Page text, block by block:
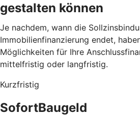
gestalten können
Je nachdem, wann die
Immobilienfinanzierung endet,
Möglichkeiten für Ihre
mittelfristig oder langfristig.
Kurzfristig
SofortBaugeld